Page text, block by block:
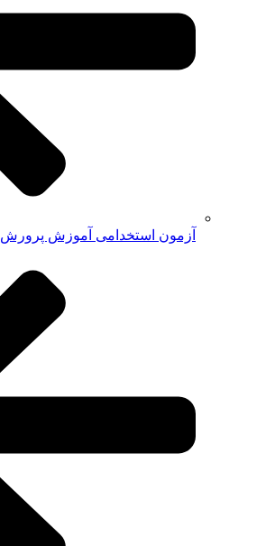
آزمون استخدامی آموزش پرورش